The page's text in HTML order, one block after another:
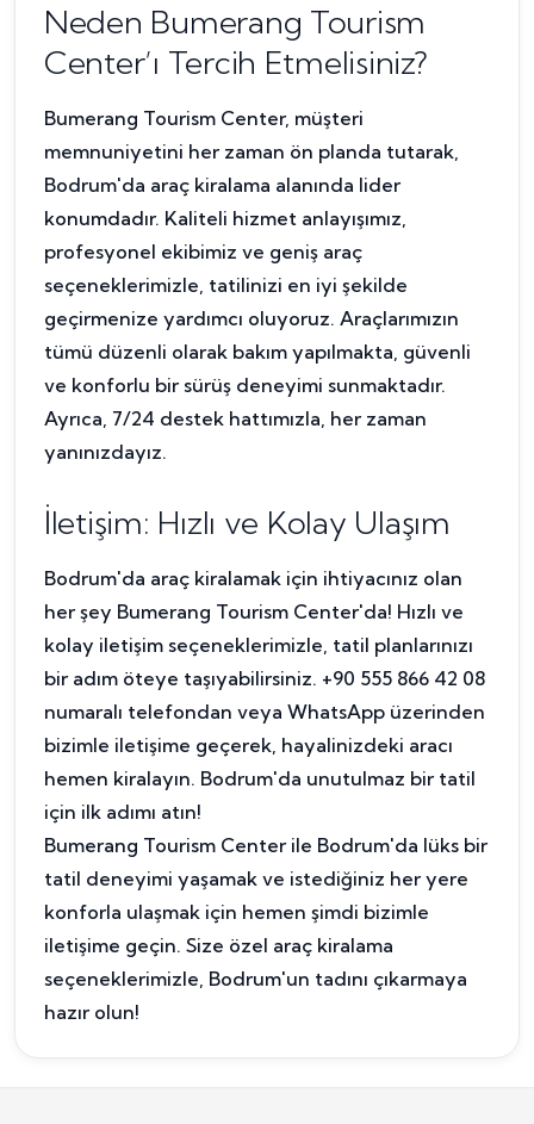
Neden Bumerang Tourism
Center’ı Tercih Etmelisiniz?
Bumerang Tourism Center, müşteri
memnuniyetini her zaman ön planda tutarak,
Bodrum'da araç kiralama alanında lider
konumdadır. Kaliteli hizmet anlayışımız,
profesyonel ekibimiz ve geniş araç
seçeneklerimizle, tatilinizi en iyi şekilde
geçirmenize yardımcı oluyoruz. Araçlarımızın
tümü düzenli olarak bakım yapılmakta, güvenli
ve konforlu bir sürüş deneyimi sunmaktadır.
Ayrıca, 7/24 destek hattımızla, her zaman
yanınızdayız.
İletişim: Hızlı ve Kolay Ulaşım
Bodrum'da araç kiralamak için ihtiyacınız olan
her şey Bumerang Tourism Center'da! Hızlı ve
kolay iletişim seçeneklerimizle, tatil planlarınızı
bir adım öteye taşıyabilirsiniz. +90 555 866 42 08
numaralı telefondan veya WhatsApp üzerinden
bizimle iletişime geçerek, hayalinizdeki aracı
hemen kiralayın. Bodrum'da unutulmaz bir tatil
için ilk adımı atın!
Bumerang Tourism Center ile Bodrum'da lüks bir
tatil deneyimi yaşamak ve istediğiniz her yere
konforla ulaşmak için hemen şimdi bizimle
iletişime geçin. Size özel araç kiralama
seçeneklerimizle, Bodrum'un tadını çıkarmaya
hazır olun!